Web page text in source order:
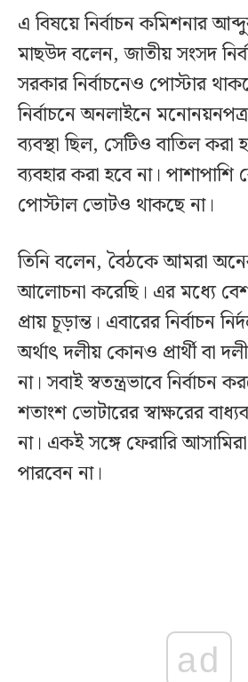
এ বিষয়ে নির্বাচন কমিশনার
মাছউদ বলেন, জাতীয় সংসদ
সরকার নির্বাচনেও পোস্টার
নির্বাচনে অনলাইনে
ব্যবস্থা ছিল, সেটিও বাতিল করা
ব্যবহার করা হবে না।
পোস্টাল ভোটও থাকছে না।
তিনি বলেন, বৈঠকে আমরা
আলোচনা করেছি। এর মধ্যে
প্রায় চূড়ান্ত। এবারের নির্বাচন
অর্থাৎ দলীয় কোনও প্রার্থী বা
না। সবাই স্বতন্ত্রভাবে নির্বাচন
শতাংশ ভোটারের স্বাক্ষরের
না। একই সঙ্গে ফেরারি আসামিরা
পারবেন না।
ad